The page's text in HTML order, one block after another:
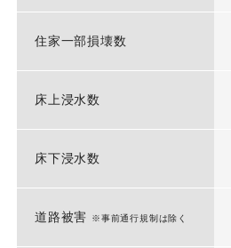
住家一部損壊数
床上浸水数
床下浸水数
道路被害 ※事前通行規制は除く